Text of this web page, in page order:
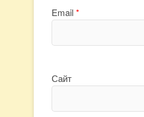
Email*
Сайт